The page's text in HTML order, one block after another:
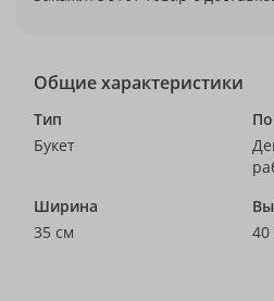
Общие характеристики
Тип
Букет
Ширина
35 см
40